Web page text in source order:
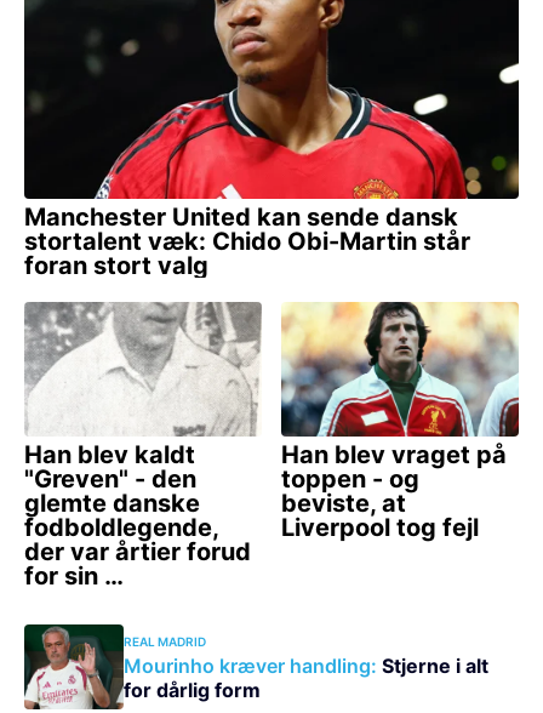
REAL MADRID
Mourinho kræver handling: Stjerne i alt
for dårlig form